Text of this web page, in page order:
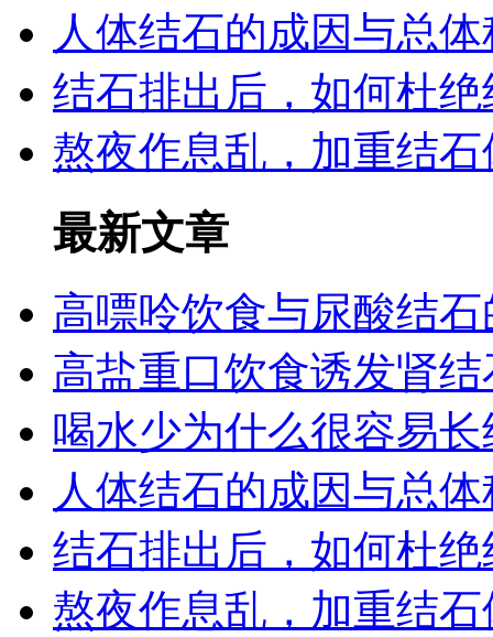
人体结石的成因与总
结石排出后，如何杜
熬夜作息乱，加重结石
最新文章
高嘌呤饮食与尿酸结
高盐重口饮食诱发肾
喝水少为什么很容易长
人体结石的成因与总
结石排出后，如何杜
熬夜作息乱，加重结石